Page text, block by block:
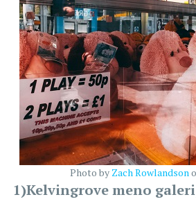
Photo by Zach Rowlandson
1)Kelvingrove meno